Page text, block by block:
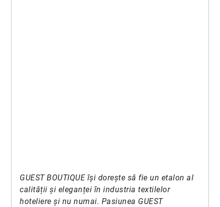
GUEST BOUTIQUE își dorește să fie un etalon al
calității și eleganței în industria textilelor
hoteliere și nu numai. Pasiunea GUEST